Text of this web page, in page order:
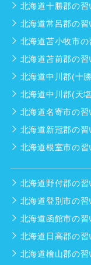
北海道十勝郡の習
北海道常呂郡の習
北海道苫小牧市の
北海道苫前郡の習
北海道中川郡(十
北海道中川郡(天
北海道名寄市の習
北海道新冠郡の習
北海道根室市の習
北海道野付郡の習
北海道登別市の習
北海道函館市の習
北海道日高郡の習
北海道檜山郡の習